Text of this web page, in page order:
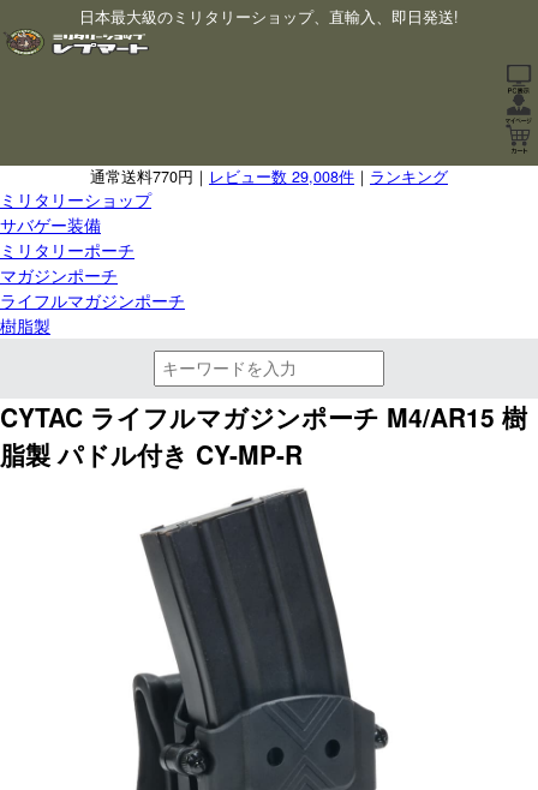
日本最大級のミリタリーショップ、直輸入、即日発送!
通常送料770円｜ レビュー数 29,008件 ｜ ランキング
ミリタリーショップ
サバゲー装備
ミリタリーポーチ
マガジンポーチ
ライフルマガジンポーチ
樹脂製
CYTAC ライフルマガジンポーチ M4/AR15 樹
脂製 パドル付き CY-MP-R